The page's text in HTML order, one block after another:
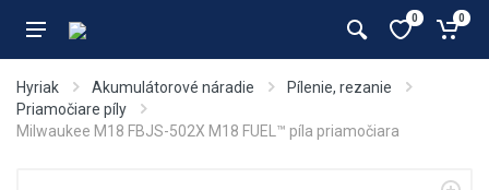
0 0
Hyriak Akumulátorové náradie
Pílenie, rezanie
Priamočiare píly
Milwaukee M18 FBJS-502X M18 FUEL™ píla priamočiara